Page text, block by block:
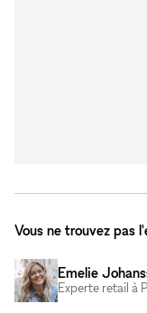
Vous ne trouvez pas
Emelie
Experte retail à